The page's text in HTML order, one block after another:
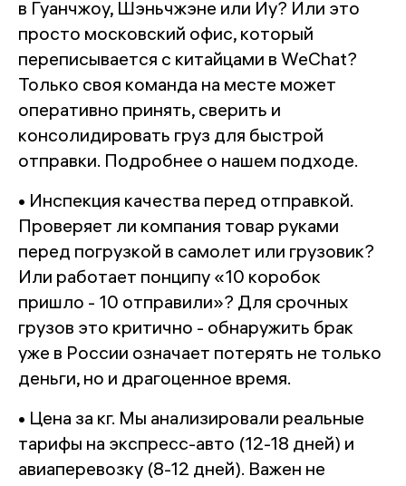
в Гуанчжоу, Шэньчжэне или Иу? Или это
просто московский офис, который
переписывается с китайцами в WeChat?
Только своя команда на месте может
оперативно принять, сверить и
консолидировать груз для быстрой
отправки. Подробнее о нашем подходе.
• Инспекция качества перед отправкой.
Проверяет ли компания товар руками
перед погрузкой в самолет или грузовик?
Или работает понципу «10 коробок
пришло - 10 отправили»? Для срочных
грузов это критично - обнаружить брак
уже в России означает потерять не только
деньги, но и драгоценное время.
• Цена за кг. Мы анализировали реальные
тарифы на экспресс-авто (12-18 дней) и
авиаперевозку (8-12 дней). Важен не